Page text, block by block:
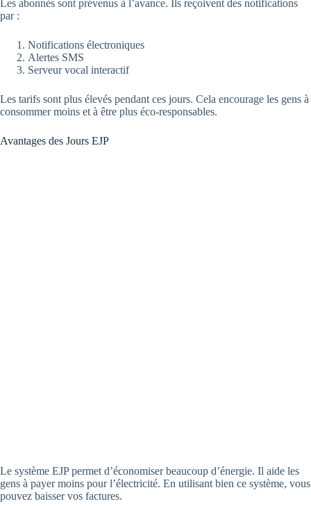
Les abonnés sont prévenus à l’avance. Ils reçoivent des notifications
par :
Notifications électroniques
Alertes SMS
Serveur vocal interactif
Les tarifs sont plus élevés pendant ces jours. Cela encourage les gens à
consommer moins et à être plus éco-responsables.
Avantages des Jours EJP
Le système EJP permet d’économiser beaucoup d’énergie. Il aide les
gens à payer moins pour l’électricité. En utilisant bien ce système, vous
pouvez baisser vos factures.